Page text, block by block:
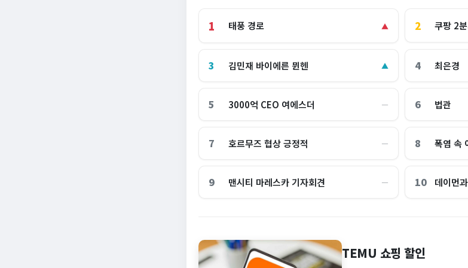
1 태풍 경로 ▲ 2 쿠팡 2
3 김민재 바이에른 뮌헨 ▲ 4 최은경
5 3000억 CEO 여에스더 ― 6 법관
7 호르무즈 협상 긍정적 ― 8 폭염 속
9 맨시티 마레스카 기자회견 ― 10 데이먼
TEMU 쇼핑 할인